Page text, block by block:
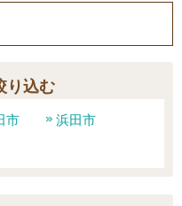
り込む
市
浜田市